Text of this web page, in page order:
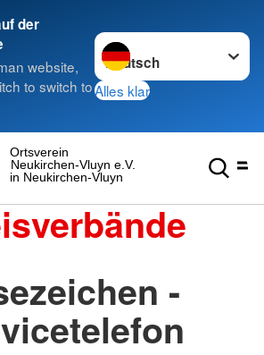
der
website,
to switch to
Sprache wechseln zu
Alles klar
in Neukirchen-Vluyn
Neukirchen-Vluyn e.V.
Ortsverein
-